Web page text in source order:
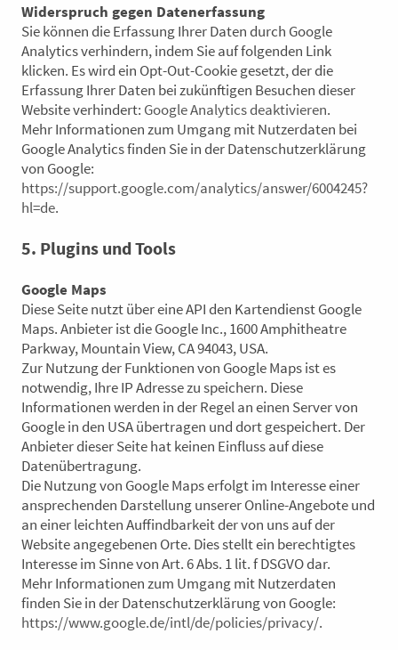
Widerspruch gegen Datenerfassung
Sie können die Erfassung Ihrer Daten durch Google
Analytics verhindern, indem Sie auf folgenden Link
klicken. Es wird ein Opt-Out-Cookie gesetzt, der die
Erfassung Ihrer Daten bei zukünftigen Besuchen dieser
Website verhindert: Google Analytics deaktivieren.
Mehr Informationen zum Umgang mit Nutzerdaten bei
Google Analytics finden Sie in der Datenschutzerklärung
von Google:
https://support.google.com/analytics/answer/6004245?
hl=de.
5. Plugins und Tools
Google Maps
Diese Seite nutzt über eine API den Kartendienst Google
Maps. Anbieter ist die Google Inc., 1600 Amphitheatre
Parkway, Mountain View, CA 94043, USA.
Zur Nutzung der Funktionen von Google Maps ist es
notwendig, Ihre IP Adresse zu speichern. Diese
Informationen werden in der Regel an einen Server von
Google in den USA übertragen und dort gespeichert. Der
Anbieter dieser Seite hat keinen Einfluss auf diese
Datenübertragung.
Die Nutzung von Google Maps erfolgt im Interesse einer
ansprechenden Darstellung unserer Online-Angebote und
an einer leichten Auffindbarkeit der von uns auf der
Website angegebenen Orte. Dies stellt ein berechtigtes
Interesse im Sinne von Art. 6 Abs. 1 lit. f DSGVO dar.
Mehr Informationen zum Umgang mit Nutzerdaten
finden Sie in der Datenschutzerklärung von Google:
https://www.google.de/intl/de/policies/privacy/.